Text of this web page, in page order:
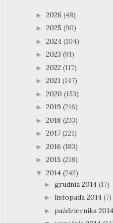
► 2026 (48)
► 2025 (90)
► 2024 (104)
► 2023 (91)
► 2022 (117)
► 2021 (147)
► 2020 (153)
► 2019 (216)
► 2018 (233)
► 2017 (221)
► 2016 (183)
► 2015 (218)
▼ 2014 (242)
► grudnia 2014 (17)
► listopada 2014 (7)
► października 2014